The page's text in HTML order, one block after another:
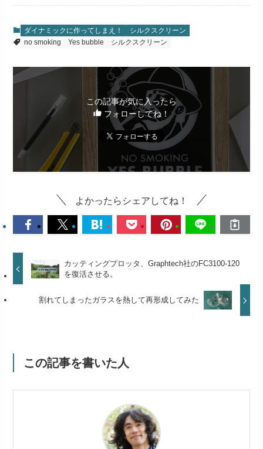
ダイナミックに作ってしまえ！
シルクスクリーン
no smoking
Yes bubble シルクスクリーン
この記事が気に入ったら
フォローしてね！
よかったらシェアしてね！
カッティングプロッタ、Graphtech社のFC3100-120
を復活させる。
割れてしまったガラスを熱して再形成してみた
この記事を書いた人